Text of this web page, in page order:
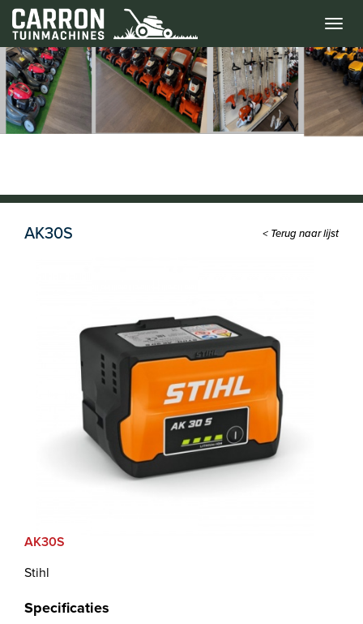
Menu
AK30S < Terug naar lijst
AK30S
Stihl
Specificaties